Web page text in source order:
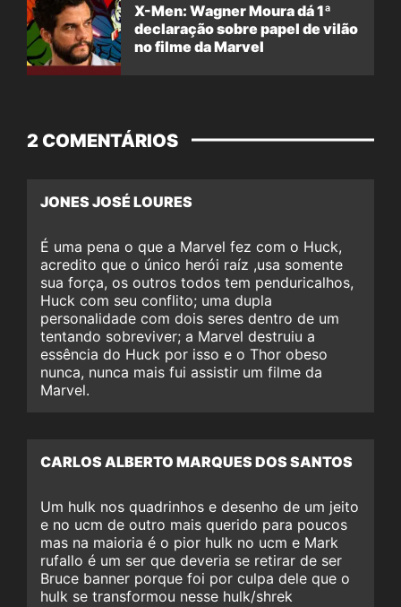
X-Men: Wagner Moura dá 1ª
declaração sobre papel de vilão
no filme da Marvel
2 COMENTÁRIOS
JONES JOSÉ LOURES
É uma pena o que a Marvel fez com o Huck,
acredito que o único herói raíz ,usa somente
sua força, os outros todos tem penduricalhos,
Huck com seu conflito; uma dupla
personalidade com dois seres dentro de um
tentando sobreviver; a Marvel destruiu a
essência do Huck por isso e o Thor obeso
nunca, nunca mais fui assistir um filme da
Marvel.
CARLOS ALBERTO MARQUES DOS SANTOS
Um hulk nos quadrinhos e desenho de um jeito
e no ucm de outro mais querido para poucos
mas na maioria é o pior hulk no ucm e Mark
rufallo é um ser que deveria se retirar de ser
Bruce banner porque foi por culpa dele que o
hulk se transformou nesse hulk/shrek